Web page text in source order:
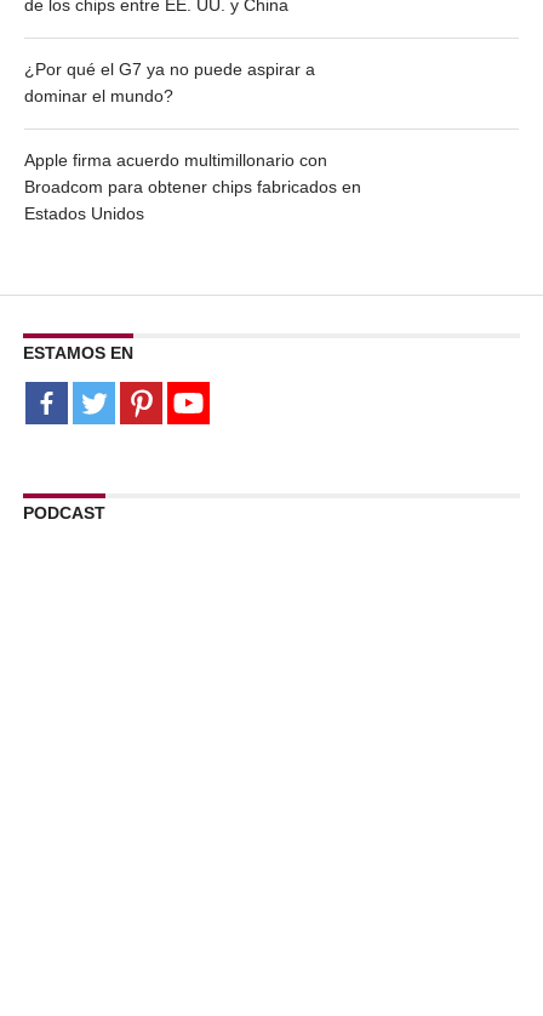
de los chips entre EE. UU. y China
¿Por qué el G7 ya no puede aspirar a
dominar el mundo?
Apple firma acuerdo multimillonario con
Broadcom para obtener chips fabricados en
Estados Unidos
ESTAMOS EN
PODCAST